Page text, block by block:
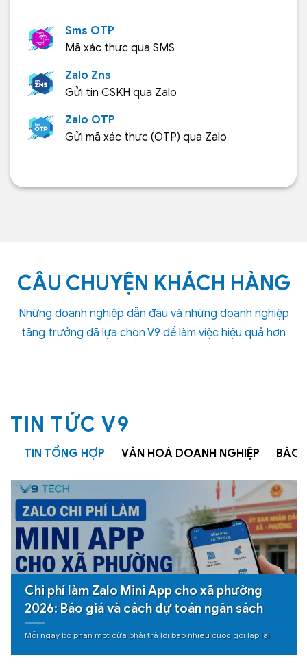
Sms OTP
Mã xác thực qua SMS
Zalo Zns
Gửi tin CSKH qua Zalo
Zalo OTP
Gửi mã xác thực (OTP) qua Zalo
CÂU CHUYỆN KHÁCH HÀNG
Những doanh nghiệp dẫn đầu và những doanh nghiệp
tăng trưởng đã lựa chọn V9 để làm việc hiệu quả hơn
TIN TỨC V9
TIN TỔNG HỢP VĂN HOÁ DOANH NGHIỆP BÁO
Chi phí làm Zalo Mini App cho xã phường
2026: Báo giá và cách dự toán ngân sách
Mỗi ngày bộ phận một cửa phải trả lời bao nhiêu cuộc gọi lặp lại